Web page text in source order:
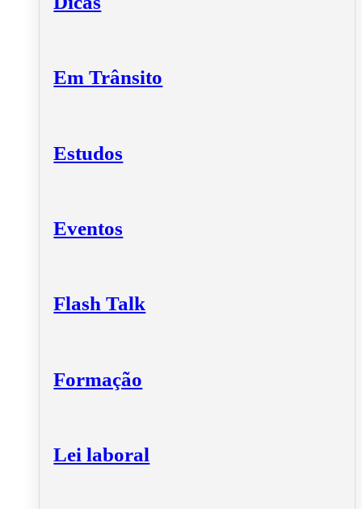
Em Trânsito
Estudos
Eventos
Flash Talk
Formação
Lei laboral